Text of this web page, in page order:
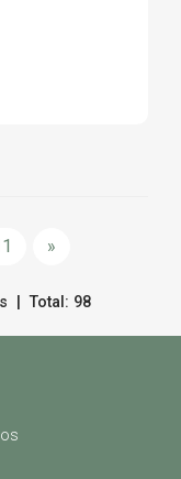
»
| Total: 98